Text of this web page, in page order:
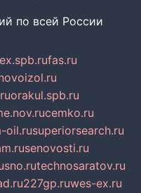
по всей России
fas.ru
orakul.spb.ru
cemko.ru
oil.rusuperiorsearch.ru
senovosti.ru
technosaratov.ru
227gp.ruwes-ex.ru